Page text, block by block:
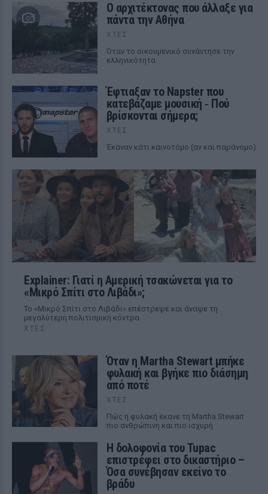
Ο αρχιτέκτονας που άλλαξε για
πάντα την Αθήνα
ΧΤΕΣ
Όταν το οικουμενικό συνάντησε την
ελληνικότητα
Έφτιαξαν το Napster που
κατεβάζαμε μουσική ‑ Πού
βρίσκονται σήμερα;
ΧΤΕΣ
Έκαναν κάτι καινοτόμο (αν και παράνομο)
Explainer: Γιατί η Αμερική τσακώνεται για το
«Μικρό Σπίτι στο Λιβάδι»;
Το «Μικρό Σπίτι στο Λιβάδι» επέστρεψε και άναψε τη
μεγαλύτερη πολιτισμική κόντρα
ΧΤΕΣ
Όταν η Martha Stewart μπήκε
φυλακή και βγήκε πιο διάσημη
από ποτέ
ΧΤΕΣ
Πώς η φυλακή έκανε τη Martha Stewart
πιο ανθρώπινη και πιο ισχυρή
Η δολοφονία του Tupac
επιστρέφει στο δικαστήριο –
Όσα συνέβησαν εκείνο το
βράδυ